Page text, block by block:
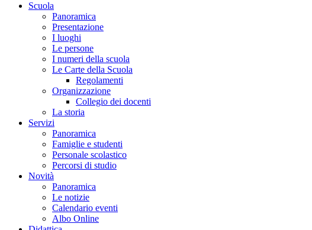
Scuola
Panoramica
Presentazione
I luoghi
Le persone
I numeri della scuola
Le Carte della Scuola
Regolamenti
Organizzazione
Collegio dei docenti
La storia
Servizi
Panoramica
Famiglie e studenti
Personale scolastico
Percorsi di studio
Novità
Panoramica
Le notizie
Calendario eventi
Albo Online